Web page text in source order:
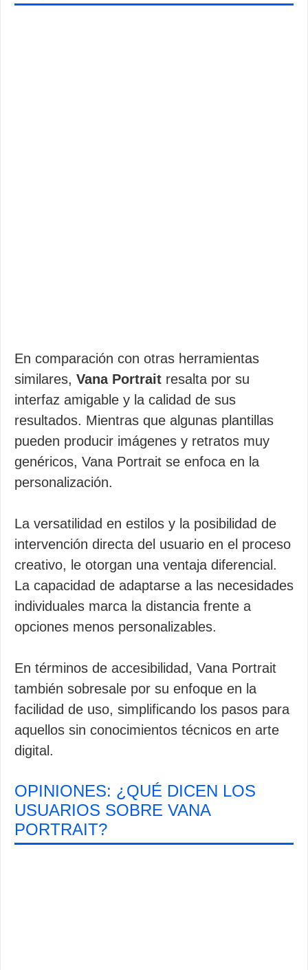
En comparación con otras herramientas
similares, Vana Portrait resalta por su
interfaz amigable y la calidad de sus
resultados. Mientras que algunas plantillas
pueden producir imágenes y retratos muy
genéricos, Vana Portrait se enfoca en la
personalización.
La versatilidad en estilos y la posibilidad de
intervención directa del usuario en el proceso
creativo, le otorgan una ventaja diferencial.
La capacidad de adaptarse a las necesidades
individuales marca la distancia frente a
opciones menos personalizables.
En términos de accesibilidad, Vana Portrait
también sobresale por su enfoque en la
facilidad de uso, simplificando los pasos para
aquellos sin conocimientos técnicos en arte
digital.
OPINIONES: ¿QUÉ DICEN LOS
USUARIOS SOBRE VANA
PORTRAIT?